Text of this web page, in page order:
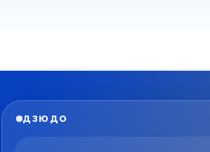
ДЗЮДО